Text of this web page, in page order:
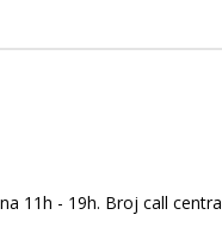
11h - 19h. Broj call centra